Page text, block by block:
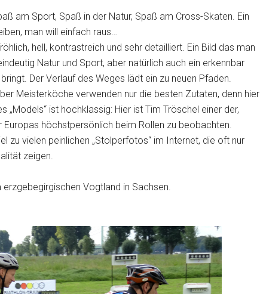
am Sport, Spaß in der Natur, Spaß am Cross-Skaten. Ein
man will einfach raus…
hell, kontrastreich und sehr detailliert. Ein Bild das man
Natur und Sport, aber natürlich auch ein erkennbar
Der Verlauf des Weges lädt ein zu neuen Pfaden.
Meisterköche verwenden nur die besten Zutaten, denn hier
ist hochklassig: Hier ist Tim Tröschel einer der,
höchstpersönlich beim Rollen zu beobachten.
zu vielen peinlichen „Stolperfotos“ im Internet, die oft nur
zeigen.
erzgebegirgischen Vogtland in Sachsen.